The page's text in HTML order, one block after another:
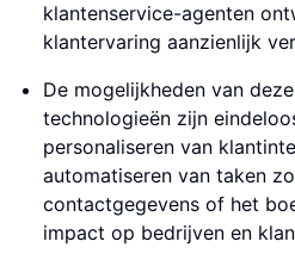
klantenservice-agenten
klantervaring aanzienlijk
De mogelijkheden van
technologieën zijn
personaliseren van
automatiseren van taken
contactgegevens of het
impact op bedrijven en